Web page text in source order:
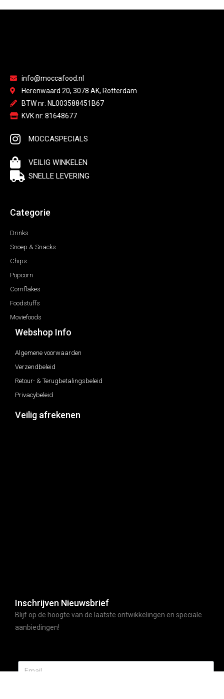
info@moccafood.nl
Herenwaard 20, 3078 AK, Rotterdam
BTW nr: NL003588451B67
KVK nr: 81648677
MOCCASPECIALS
VEILIG WINKELEN
SNELLE LEVERING
Categorie
Drinks
Snoep & Snacks
Chips
Popcorn
Cornflakes
Foodstuffs
Moviefoods
Webshop Info
Algemene voorwaarden
Verzendbeleid
Retour- & Terugbetalingsbeleid
Privacybeleid
Veilig afrekenen
Inschrijven Nieuwsbrief
Blijf op de hoogte van de laatste ontwikkelingen en speciale
aanbiedingen!